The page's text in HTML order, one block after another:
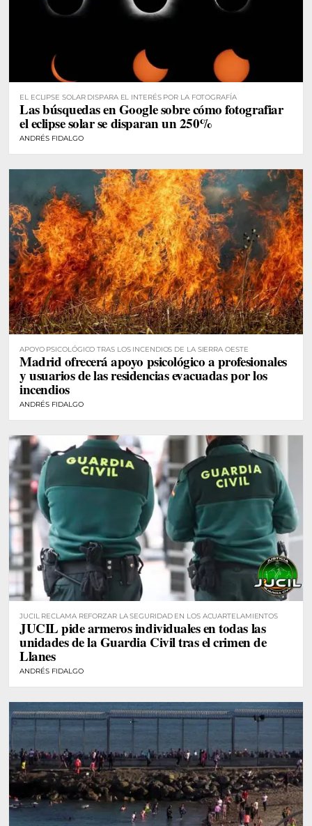
EL ECLIPSE SOLAR DISPARA EL INTERÉS POR LA FOTOGRAFÍA
Las búsquedas en Google sobre cómo fotografiar
el eclipse solar se disparan un 250%
ANDRÉS FIDALGO
APOYO PSICOLÓGICO TRAS LOS INCENDIOS DE LA SIERRA OESTE
Madrid ofrecerá apoyo psicológico a profesionales
y usuarios de las residencias evacuadas por los
incendios
ANDRÉS FIDALGO
JUCIL RECLAMA REFORZAR LA SEGURIDAD EN LOS ACUARTELAMIENTOS
JUCIL pide armeros individuales en todas las
unidades de la Guardia Civil tras el crimen de
Llanes
ANDRÉS FIDALGO